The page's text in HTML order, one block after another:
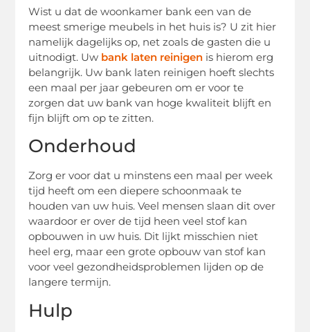
Wist u dat de woonkamer bank een van de
meest smerige meubels in het huis is? U zit hier
namelijk dagelijks op, net zoals de gasten die u
uitnodigt. Uw bank laten reinigen is hierom erg
belangrijk. Uw bank laten reinigen hoeft slechts
een maal per jaar gebeuren om er voor te
zorgen dat uw bank van hoge kwaliteit blijft en
fijn blijft om op te zitten.
Onderhoud
Zorg er voor dat u minstens een maal per week
tijd heeft om een diepere schoonmaak te
houden van uw huis. Veel mensen slaan dit over
waardoor er over de tijd heen veel stof kan
opbouwen in uw huis. Dit lijkt misschien niet
heel erg, maar een grote opbouw van stof kan
voor veel gezondheidsproblemen lijden op de
langere termijn.
Hulp